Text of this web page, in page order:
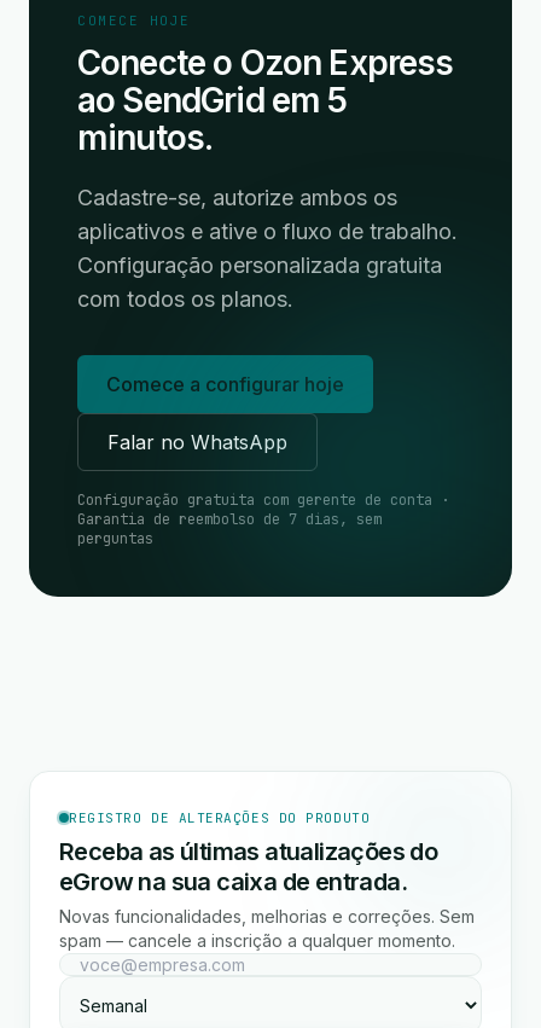
COMECE HOJE
Conecte o Ozon Express
ao SendGrid em 5
minutos.
Cadastre-se, autorize ambos os
aplicativos e ative o fluxo de trabalho.
Configuração personalizada gratuita
com todos os planos.
Comece a configurar hoje
Falar no WhatsApp
Configuração gratuita com gerente de conta ·
Garantia de reembolso de 7 dias, sem
perguntas
REGISTRO DE ALTERAÇÕES DO PRODUTO
Receba as últimas atualizações do
eGrow na sua caixa de entrada.
Novas funcionalidades, melhorias e correções. Sem
spam — cancele a inscrição a qualquer momento.